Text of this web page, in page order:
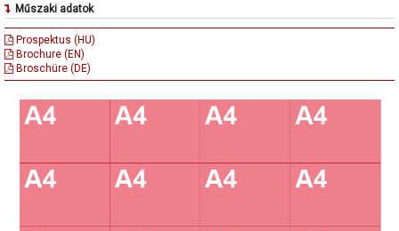
Az FB 0 (A0) síkágyas szkenner a Zeutschel és Kurabo kínálatának
legnagyobb méretű, professzionális síkágyas szkennere, ezért különösen
ajánljuk.
könyvtárak,
levéltárak,
múzeumok,
mérnöki irodák
Műszaki adatok
maximális szkennelhető terület: 1270 x 920 mm (A0+)
szkennelési módok: színes (24/36 bit), szürkeárnyalatos (12/8 bit),
fekete-fehér (1 bit)
szkennelési sebesség: cca 17 sec (300 ppi, A0, high-speed mode)
felbontás: folyamatosan állítható 50-2000 ppi között
kiváló minőségű optikai rendszer, RBG 3 soros CCD érzékelő, optikai
felbontása 1000 ppi/DIN A0
működtető szoftver: Scan2File
méretek: 1880 mm x 1240 mm x 810 mm
Prospektus (HU)
Brochure (EN)
Broschüre (DE)